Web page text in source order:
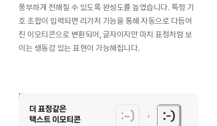
풍부하게 전해질 수 있도록 완성도를 높였습니다. 특정 기
호 조합이 입력되면 리가처 기능을 통해 자동으로 다듬어
진 이모티콘으로 변환되어, 글자이지만 마치 표정처럼 보
이는 생동감 있는 표현이 가능해집니다.
이미지 새창 열림